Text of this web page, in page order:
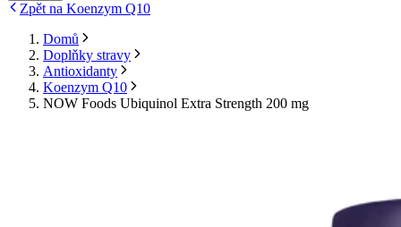
Zpět na Koenzym Q10
Domů
Doplňky stravy
Antioxidanty
Koenzym Q10
NOW Foods Ubiquinol Extra Strength 200 mg